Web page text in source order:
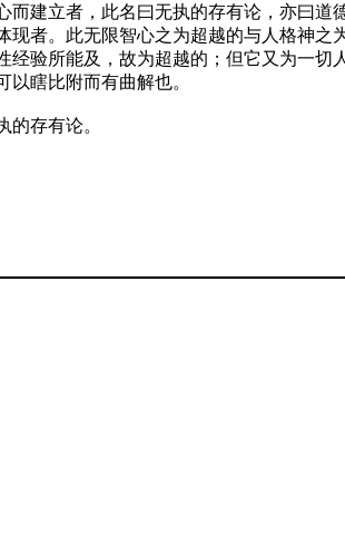
建立者，此名曰无执的存有论，亦曰
者。此无限智心之为超越的与人格神
验所能及，故为超越的；但它又为一
瞎比附而有曲解也。
存有论。